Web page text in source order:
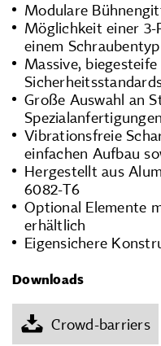
Modulare
Möglichkeit einer
einem
Massive,
Große Auswahl an
Vibrationsfreie
einfachen Aufbau
Hergestellt aus
6082-T6
Optional Elemente
erhältlich
Eigensichere
Downloads
Crowd-barriers